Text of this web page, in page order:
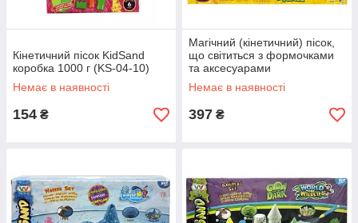
Кінетичний пісок KidSand
коробка 1000 г (KS-04-10)
Немає в наявності
154 ₴
Магічний (кінетичний) пісок,
що світиться з формочками
та аксесуарами
(6706AB/07AB)
Немає в наявності
397 ₴